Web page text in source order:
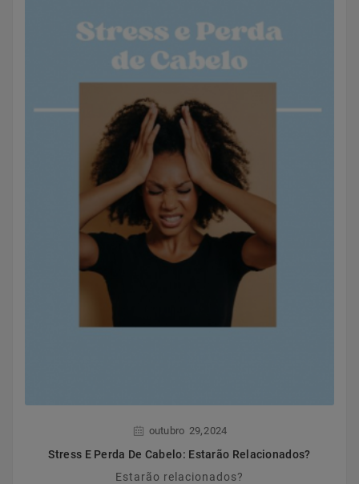
outubro 29, 2024
Stress E Perda De Cabelo: Estarão Relacionados?
Estarão relacionados?